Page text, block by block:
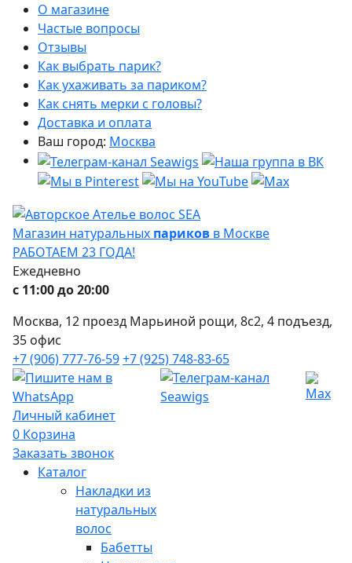
О магазине
Частые вопросы
Отзывы
Как выбрать парик?
Как ухаживать за париком?
Как снять мерки с головы?
Доставка и оплата
Ваш город: Москва
Магазин натуральных париков в Москве
РАБОТАЕМ 23 ГОДА!
Ежедневно
с 11:00 до 20:00
Москва, 12 проезд Марьиной рощи, 8с2, 4 подъезд,
35 офис
+7 (906) 777-76-59+7 (925) 748-83-65
Личный кабинет
0 Корзина
Заказать звонок
Каталог
Накладки из
натуральных
волос
Бабетты